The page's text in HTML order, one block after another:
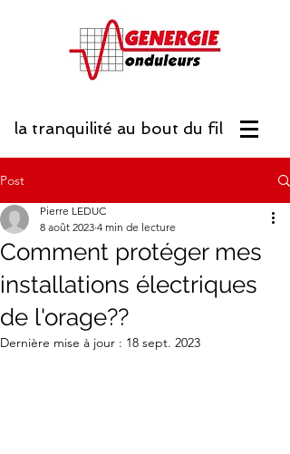
la tranquilité au bout du fil
Post
Comment protéger mes
installations électriques
de l'orage??
Pierre LEDUC
8 août 2023 4 min de lecture
Dernière mise à jour : 18 sept. 2023